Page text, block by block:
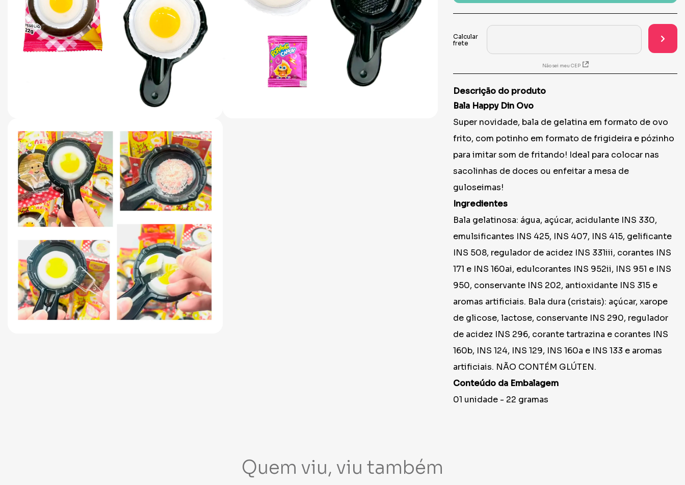
Não sei meu CEP
Descrição do produto
Bala Happy Din Ovo
Super novidade, bala de gelatina em formato de ovo
frito, com potinho em formato de frigideira e pózinho
para imitar som de fritando! Ideal para colocar nas
sacolinhas de doces ou enfeitar a mesa de
guloseimas!
Ingredientes
Bala gelatinosa: água, açúcar, acidulante INS 330,
emulsificantes INS 425, INS 407, INS 415, gelificante
INS 508, regulador de acidez INS 331iii, corantes INS
171 e INS 160ai, edulcorantes INS 952ii, INS 951 e INS
950, conservante INS 202, antioxidante INS 315 e
aromas artificiais. Bala dura (cristais): açúcar, xarope
de glicose, lactose, conservante INS 290, regulador
de acidez INS 296, corante tartrazina e corantes INS
160b, INS 124, INS 129, INS 160a e INS 133 e aromas
artificiais. NÃO CONTÉM GLÚTEN.
Conteúdo da Embalagem
01 unidade - 22 gramas
Quem viu, viu também